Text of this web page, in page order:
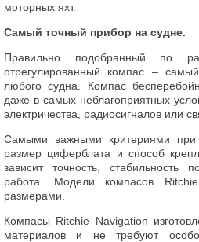
моторных яхт.
Самый точный прибор на судне.
Правильно подобранный по
отрегулированный компас –
любого судна. Компас
даже в самых неблагоприятных
электричества, радиосигналов или
Самыми важными критериями при
размер циферблата и способ
зависит точность, стабильность
работа. Модели компасов
размерами.
Компасы Ritchie Navigation
материалов и не требуют